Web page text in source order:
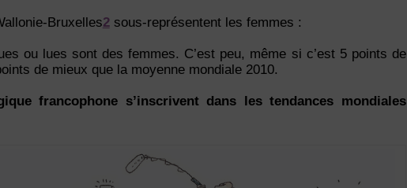
Bruxelles2sous-représentent les femmes :
ou lues sont des femmes. C’est peu, même si c’est 5 points de
de mieux que la moyenne mondiale 2010.
francophone s’inscrivent dans les tendances mondiales